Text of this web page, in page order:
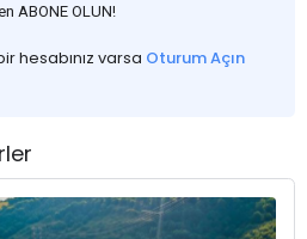
ABONE OLUN!
hesabınız varsa Oturum Açın